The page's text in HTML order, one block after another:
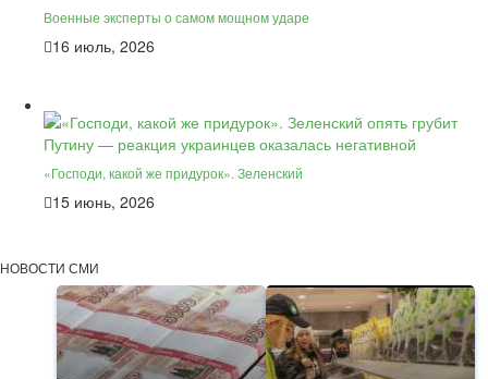
Военные эксперты о самом мощном ударе
16 июль, 2026
«Господи, какой же придурок». Зеленский
15 июнь, 2026
НОВОСТИ СМИ